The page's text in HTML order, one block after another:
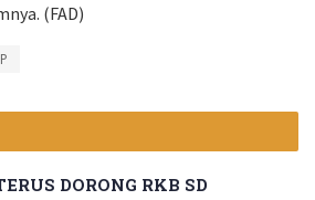
(FAD)
DORONG RKB SD